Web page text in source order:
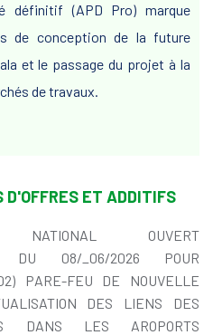
définitif (APD Pro) marque
de conception de la future
et le passage du projet à la
de travaux.
D'OFFRES ET ADDITIFS
NATIONAL OUVERT
DU 08/_06/2026 POUR
PARE-FEU DE NOUVELLE
DES LIENS DES
DANS LES AROPORTS